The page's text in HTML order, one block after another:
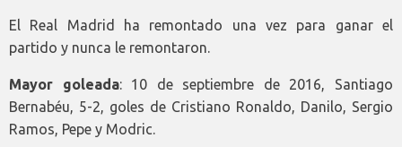
El Real Madrid ha remontado una vez para ganar el
partido y nunca le remontaron.
Mayor goleada: 10 de septiembre de 2016, Santiago
Bernabéu, 5-2, goles de Cristiano Ronaldo, Danilo, Sergio
Ramos, Pepe y Modric.